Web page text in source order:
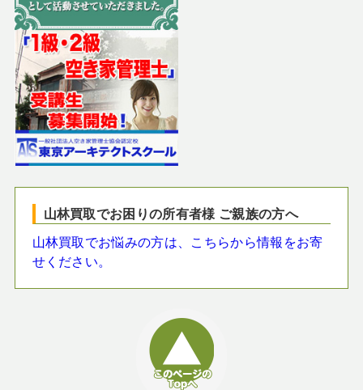
山林買取でお困りの所有者様 ご親族の方へ
山林買取でお悩みの方は、こちらから情報をお寄
せください。